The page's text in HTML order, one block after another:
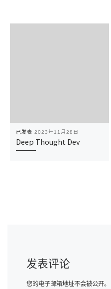
已发表 2023年11月28日
Deep Thought Dev
发表评论
您的电子邮箱地址不会被公开。